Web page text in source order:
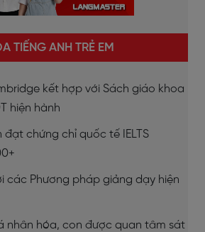
TIẾNG ANH TRẺ EM
kết hợp với Sách giáo khoa
hiện hành
đạt chứng chỉ quốc tế IELTS
các Phương pháp giảng dạy hiện
nhân hóa, con được quan tâm sát